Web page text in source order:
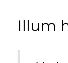
Illum